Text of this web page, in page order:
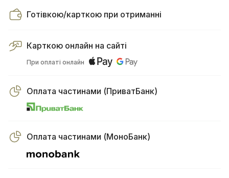
Готівкою/карткою при отриманні
Карткою онлайн на сайті
При оплаті онлайн
Оплата частинами (ПриватБанк)
Оплата частинами (МоноБанк)